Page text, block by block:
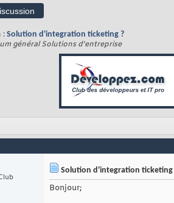
: Solution d'integration ticketing ?
général Solutions d'entreprise
Solution d'integration ticketing
Bonjour;